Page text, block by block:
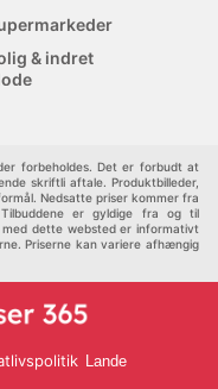
& indret
forbeholdes. Det er forbudt at
skriftli aftale. Produktbilleder,
Nedsatte priser kommer fra
er gyldige fra og til
dette websted er informativt
Priserne kan variere afhængig
Lande